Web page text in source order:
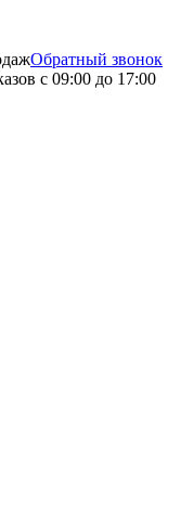
Обратный звонок
с 09:00 до 17:00